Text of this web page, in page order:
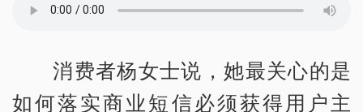
消费者杨女士说，她最关心的是
如何落实商业短信必须获得用户主